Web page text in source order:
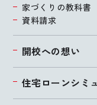
家づくりの教科書
資料請求
開校への想い
住宅ローンシミ